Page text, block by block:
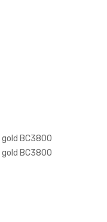
BC3800
BC3800